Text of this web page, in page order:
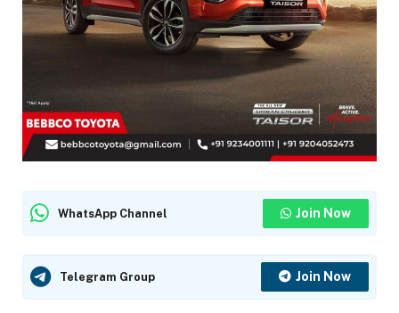
WhatsApp Channel Join Now
Telegram Group Join Now